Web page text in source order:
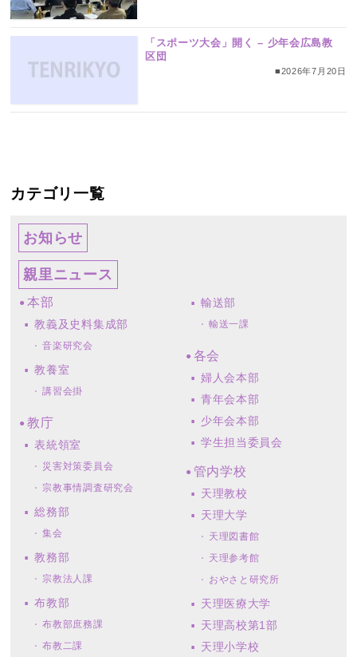
「スポーツ大会」開く – 少年会広島教
区団
■2026年7月20日
カテゴリ一覧
お知らせ
親里ニュース
本部
教義及史料集成部
音楽研究会
教養室
講習会掛
教庁
表統領室
災害対策委員会
宗教事情調査研究会
総務部
集会
教務部
宗教法人課
布教部
布教部庶務課
布教二課
輸送部
輸送一課
各会
婦人会本部
青年会本部
少年会本部
学生担当委員会
管内学校
天理教校
天理大学
天理図書館
天理参考館
おやさと研究所
天理医療大学
天理高校第1部
天理小学校